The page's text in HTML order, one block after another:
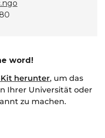
word!
herunter, um das
Ihrer Universität oder
zu machen.